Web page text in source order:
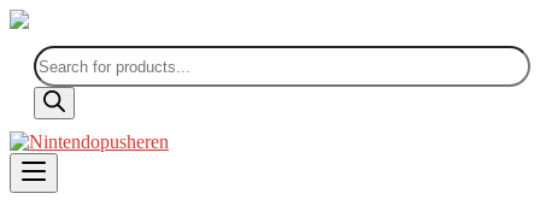
Products
search
Skip
to
content